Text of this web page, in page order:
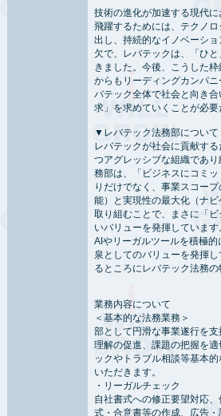
技術の進化が加速する現代
飛躍するためには、テクノ
出し、持続的なイノベーシ
欠で、レバテックは、「ひ
きました。今後、こうした
からもリーディングカンパ
バテック全体で社会と向き
求」を求めていくことが必要
▼レバテック法務部について
レバテックが社会に貢献す
つアグレッシブな組織であ
務部は、「ビジネスにコミ
りだけでなく、事業スコー
能）と実現性の最大化（ナ
取り組むことで、まさに「
いバリューを発揮しています
AIやリーガルツールを積極
泉としてのバリューを発揮
るところにレバテック法務の
業務内容について
＜基本的な法務業務＞
部として円滑な事業遂行を
理解の促進、課題の把握を
ックやトラブル相談等基本
いただきます。
・リーガルチェック
自社書式への修正要望対応
式・合意書等の作成、広告